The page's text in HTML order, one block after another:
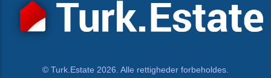
© Turk.Estate 2026. Alle rettigheder forbeholdes.